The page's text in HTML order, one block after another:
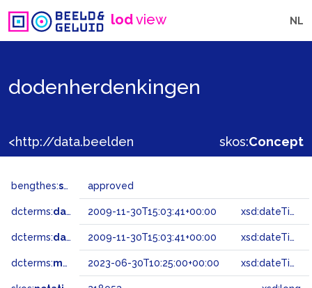
lodview NL
dodenherdenkingen
skos:Concept
bengthes:status approved
dcterms:dateAccepted 2009-11-30T15:03:41+00:00 xsd:dateTime
dcterms:dateSubmitted 2009-11-30T15:03:41+00:00 xsd:dateTime
dcterms:modified 2023-06-30T10:25:00+00:00 xsd:dateTime